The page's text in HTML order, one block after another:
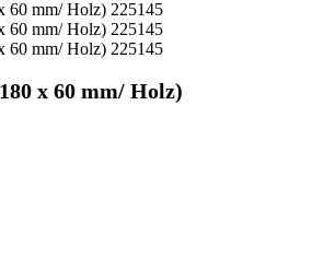
x 60 mm/ Holz)